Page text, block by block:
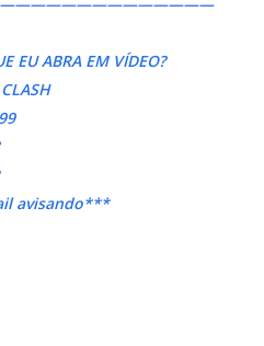
EU ABRA EM VÍDEO?
avisando***